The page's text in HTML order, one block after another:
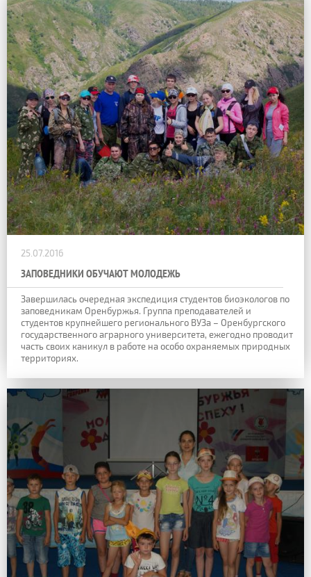
25.07.2016
ЗАПОВЕДНИКИ ОБУЧАЮТ МОЛОДЕЖЬ
Завершилась очередная экспедиция студентов биоэкологов по
заповедникам Оренбуржья. Группа преподавателей и
студентов крупнейшего регионального ВУЗа – Оренбургского
государственного аграрного университета, ежегодно проводит
часть своих каникул в работе на особо охраняемых природных
территориях.